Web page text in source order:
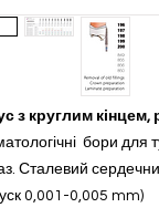
з круглим
бори для
Сталевий
0,001-0,005 mm)